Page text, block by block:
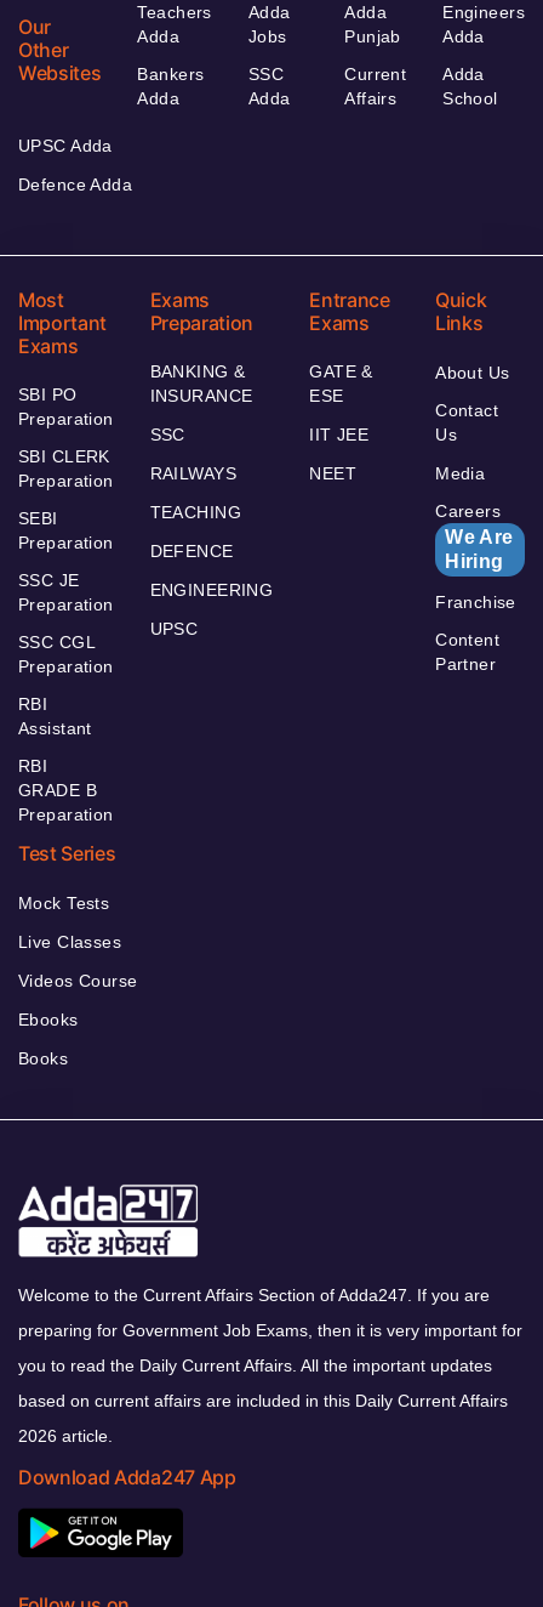
Our
Other
Websites
Teachers
Adda
Bankers
Adda
Adda
Jobs
SSC
Adda
Adda
Punjab
Current
Affairs
Engineers
Adda
Adda
School
UPSC Adda
Defence Adda
Most
Important
Exams
SBI PO
Preparation
SBI CLERK
Preparation
SEBI
Preparation
SSC JE
Preparation
SSC CGL
Preparation
RBI
Assistant
RBI
GRADE B
Preparation
Exams
Preparation
BANKING &
INSURANCE
SSC
RAILWAYS
TEACHING
DEFENCE
ENGINEERING
UPSC
Entrance
Exams
GATE &
ESE
IIT JEE
NEET
Quick
Links
About Us
Contact
Us
Media
Careers
We Are
Hiring
Franchise
Content
Partner
Test Series
Mock Tests
Live Classes
Videos Course
Ebooks
Books
Welcome to the Current Affairs Section of Adda247. If you are
preparing for Government Job Exams, then it is very important for
you to read the Daily Current Affairs. All the important updates
based on current affairs are included in this Daily Current Affairs
2026 article.
Download Adda247 App